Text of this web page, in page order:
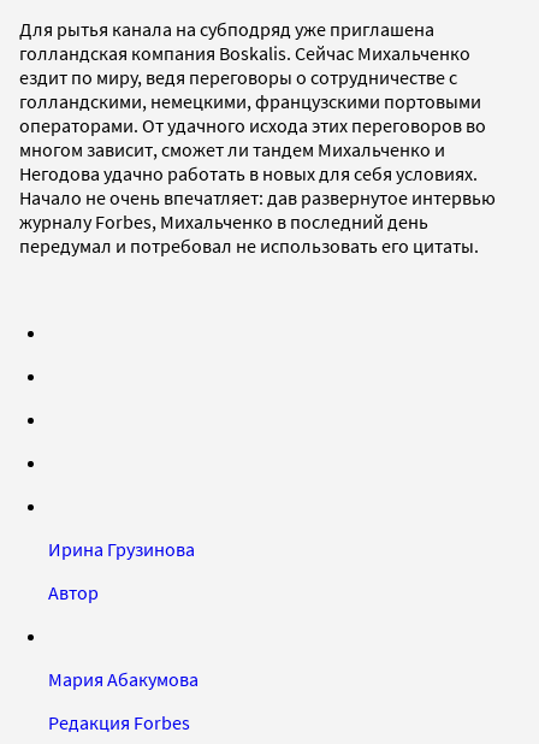
Для рытья канала на субподряд уже приглашена
голландская компания Boskalis. Сейчас Михальченко
ездит по миру, ведя переговоры о сотрудничестве с
голландскими, немецкими, французскими портовыми
операторами. От удачного исхода этих переговоров во
многом зависит, сможет ли тандем Михальченко и
Негодова удачно работать в новых для себя условиях.
Начало не очень впечатляет: дав развернутое интервью
журналу Forbes, Михальченко в последний день
передумал и потребовал не использовать его цитаты.
Ирина Грузинова
Автор
Мария Абакумова
Редакция Forbes